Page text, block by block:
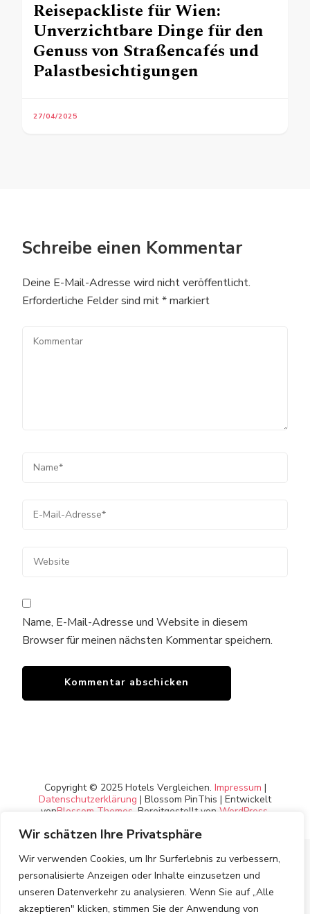
Wir schätzen Ihre Privatsphäre
Wir verwenden Cookies, um Ihr Surferlebnis zu verbessern,
personalisierte Anzeigen oder Inhalte einzusetzen und
unseren Datenverkehr zu analysieren. Wenn Sie auf „Alle
akzeptieren" klicken, stimmen Sie der Anwendung von
Reisepackliste für Wien:
Unverzichtbare Dinge für den
Genuss von Straßencafés und
Palastbesichtigungen
27/04/2025
Schreibe einen Kommentar
Deine E-Mail-Adresse wird nicht veröffentlicht.
Erforderliche Felder sind mit*markiert
Name, E-Mail-Adresse und Website in diesem
Browser für meinen nächsten Kommentar speichern.
Copyright © 2025 Hotels Vergleichen. Impressum |
Datenschutzerklärung | Blossom PinThis | Entwickelt
vonBlossom Themes . Bereitgestellt von WordPress